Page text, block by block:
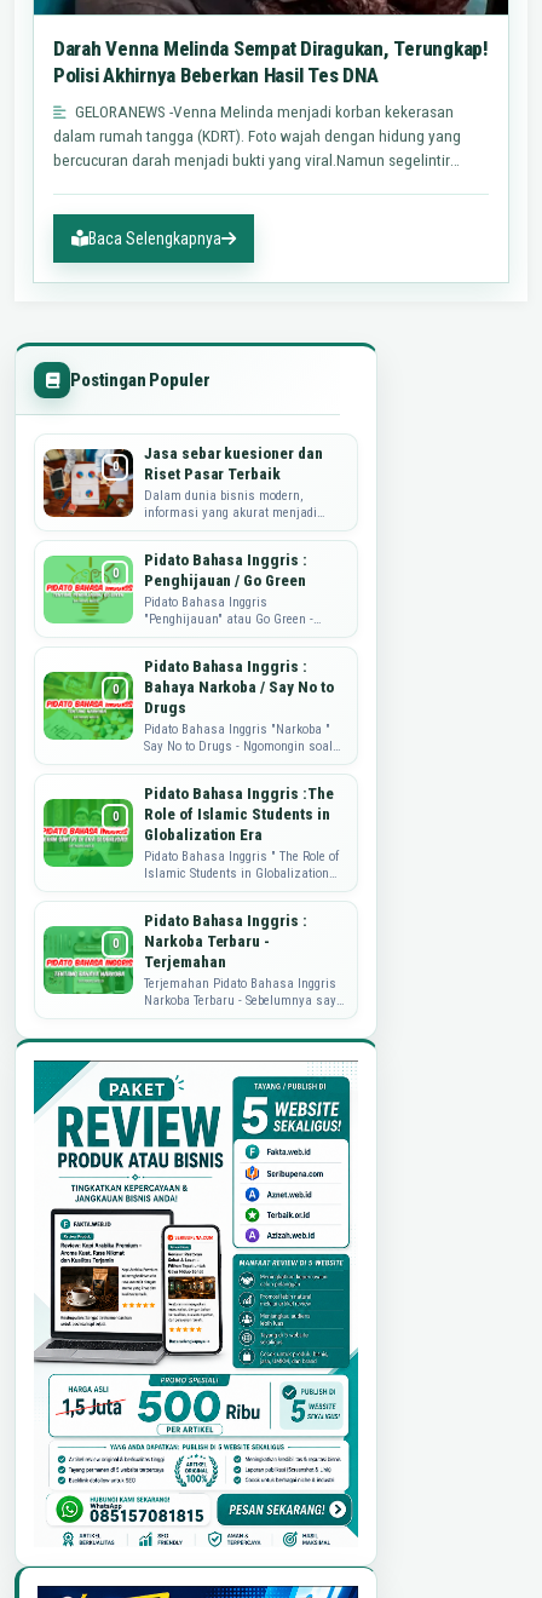
Darah Venna Melinda Sempat Diragukan, Terungkap!
Polisi Akhirnya Beberkan Hasil Tes DNA
GELORANEWS -Venna Melinda menjadi korban kekerasan
dalam rumah tangga (KDRT). Foto wajah dengan hidung yang
bercucuran darah menjadi bukti yang viral.Namun segelintir
Baca Selengkapnya
Postingan Populer
Jasa sebar kuesioner dan
Riset Pasar Terbaik
Dalam dunia bisnis modern,
informasi yang akurat menjadi
kunci utama dalam merumuskan
dan memahami kebutuhan...
Pidato Bahasa Inggris :
Penghijauan / Go Green
Pidato Bahasa Inggris
"Penghijauan" atau Go Green -
Sahabat Dataguru.web.id, pidato
dari mbak ...
Pidato Bahasa Inggris :
Bahaya Narkoba / Say No to
Drugs
Pidato Bahasa Inggris "Narkoba "
Say No to Drugs - Ngomongin soal
Narkoba nih, memang sungguh
wujud ...
Pidato Bahasa Inggris :The
Role of Islamic Students in
Globalization Era
Pidato Bahasa Inggris " The Role of
Islamic Students in Globalization
Era" Pidato Bahasa Inggris kali ini
Pidato Bahasa Inggris :
Narkoba Terbaru -
Terjemahan
Terjemahan Pidato Bahasa Inggris
Narkoba Terbaru - Sebelumnya saya
sudah pernah publish perihal Pidato
Bahasa Inggris tentang Narkoba.